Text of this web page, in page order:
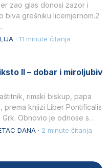
zao glas donosi zazor i
biva grešniku licemjernom.2
· 11 minute čitanja
II – dobar i miroljubiv
rimski biskup, papa
prema knjizi Liber Pontificalis
Obnovio je odnose s
DANA · 2 minute čitanja